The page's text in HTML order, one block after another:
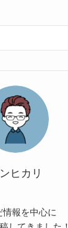
ヒカリ
報を中心に